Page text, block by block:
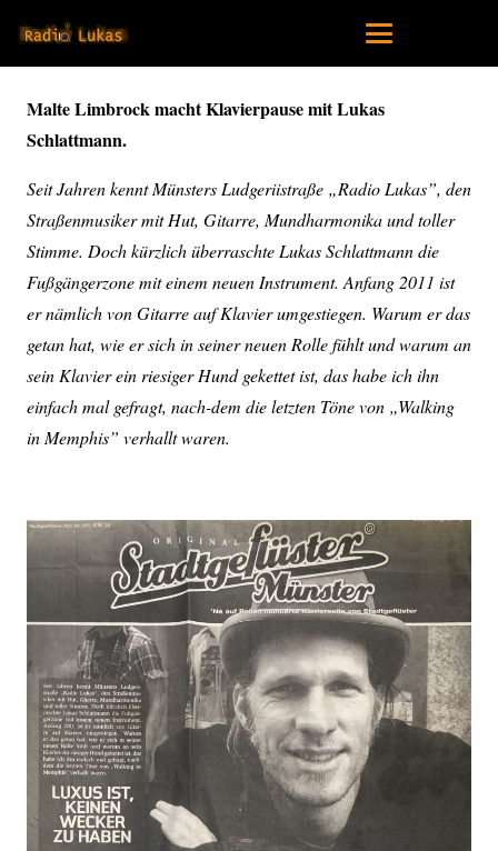
Malte Limbrock macht Klavierpause mit Lukas
Schlattmann.
Seit Jahren kennt Münsters Ludgeriistraße „Radio Lukas”, den
Straßenmusiker mit Hut, Gitarre, Mundharmonika und toller
Stimme. Doch kürzlich überraschte Lukas Schlattmann die
Fußgängerzone mit einem neuen Instrument. Anfang 2011 ist
er nämlich von Gitarre auf Klavier umgestiegen. Warum er das
getan hat, wie er sich in seiner neuen Rolle fühlt und warum an
sein Klavier ein riesiger Hund gekettet ist, das habe ich ihn
einfach mal gefragt, nach-dem die letzten Töne von „Walking
in Memphis” verhallt waren.